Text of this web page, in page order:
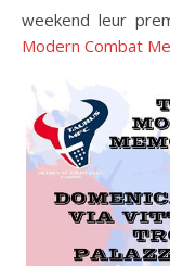
weekend leur
Modern Combat